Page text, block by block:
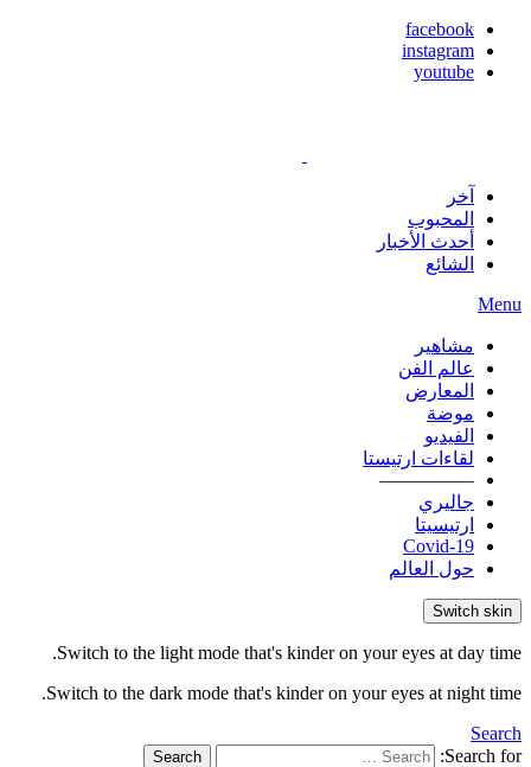
facebook
instagram
youtube
آخر
المحبوب
أحدث الأخبار
الشائع
Menu
مشاهير
عالم الفن
المعارض
موضة
الفيديو
لقاءات ارتيستا
—————
جاليري
ارتيسيتا
Covid-19
حول العالم
Switch skin
Switch to the light mode that's kinder on your eyes at day time.
Switch to the dark mode that's kinder on your eyes at night time.
Search
Search for:
Search